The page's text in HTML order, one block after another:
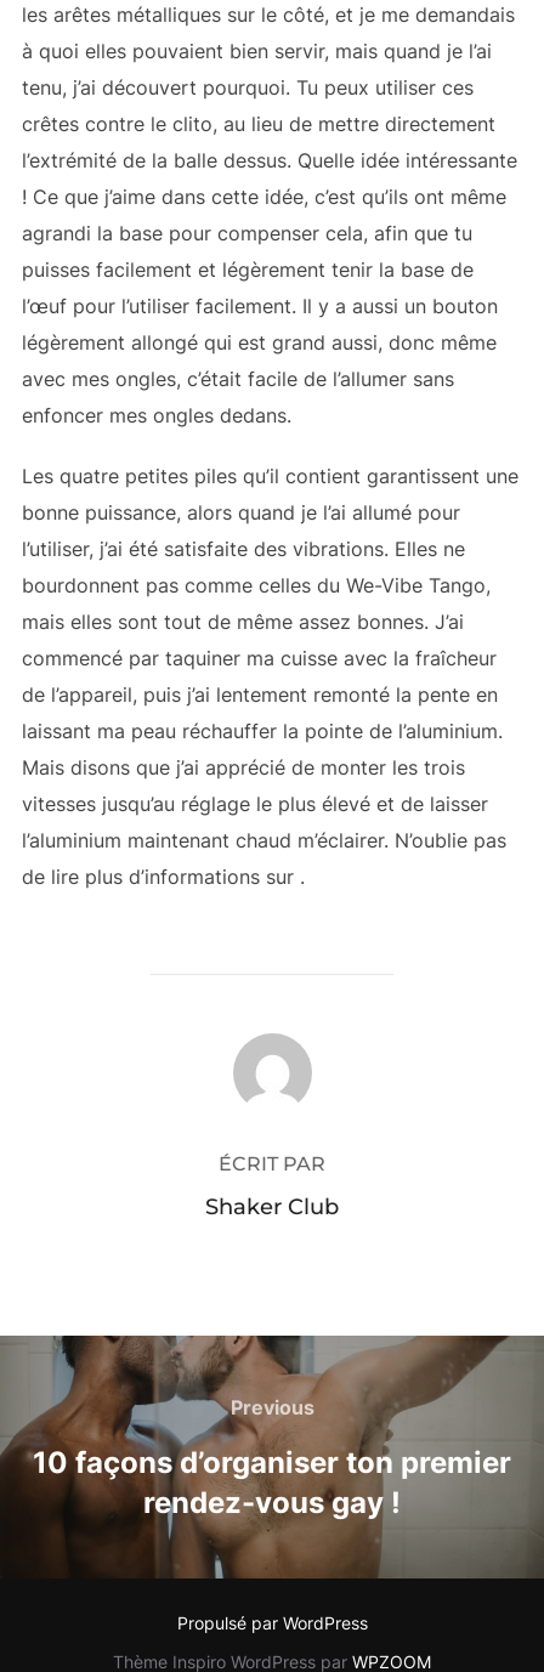
les arêtes métalliques sur le côté, et je me demandais
à quoi elles pouvaient bien servir, mais quand je l’ai
tenu, j’ai découvert pourquoi. Tu peux utiliser ces
crêtes contre le clito, au lieu de mettre directement
l’extrémité de la balle dessus. Quelle idée intéressante
! Ce que j’aime dans cette idée, c’est qu’ils ont même
agrandi la base pour compenser cela, afin que tu
puisses facilement et légèrement tenir la base de
l’œuf pour l’utiliser facilement. Il y a aussi un bouton
légèrement allongé qui est grand aussi, donc même
avec mes ongles, c’était facile de l’allumer sans
enfoncer mes ongles dedans.
Les quatre petites piles qu’il contient garantissent une
bonne puissance, alors quand je l’ai allumé pour
l’utiliser, j’ai été satisfaite des vibrations. Elles ne
bourdonnent pas comme celles du We-Vibe Tango,
mais elles sont tout de même assez bonnes. J’ai
commencé par taquiner ma cuisse avec la fraîcheur
de l’appareil, puis j’ai lentement remonté la pente en
laissant ma peau réchauffer la pointe de l’aluminium.
Mais disons que j’ai apprécié de monter les trois
vitesses jusqu’au réglage le plus élevé et de laisser
l’aluminium maintenant chaud m’éclairer. N’oublie pas
de lire plus d’informations sur .
AUTEUR DE LA PUBLICATION
ÉCRIT PAR
Shaker Club
Navigation
de
l’article
Previous
Previous
10 façons d’organiser ton premier
rendez-vous gay !
Propulsé par WordPress
Thème Inspiro WordPress par WPZOOM